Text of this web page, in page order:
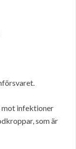
mot infektioner
som är